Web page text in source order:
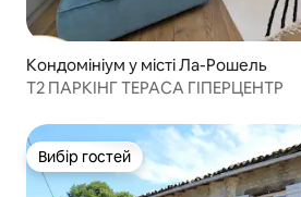
Кондомініум у місті Ла-Рошель
T2 ПАРКІНГ ТЕРАСА ГІПЕРЦЕНТР
Вибір гостей
Вибір гостей